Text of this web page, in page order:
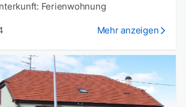
Ferienwohnung
Mehr anzeigen